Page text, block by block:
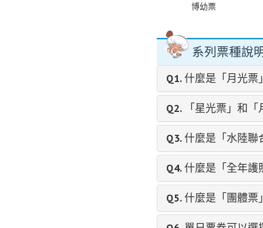
博幼票
系列票種說
Q1.什麼是「月光票
Q2. 「星光票」和
Q3.什麼是「水陸聯
Q4.什麼是「全年護
Q5.什麼是「團體票